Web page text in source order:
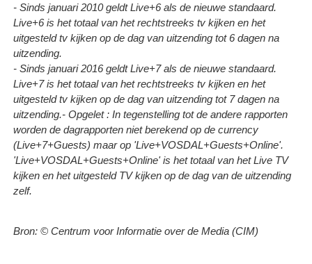
- Sinds januari 2010 geldt Live+6 als de nieuwe standaard.
Live+6 is het totaal van het rechtstreeks tv kijken en het
uitgesteld tv kijken op de dag van uitzending tot 6 dagen na
uitzending.
- Sinds januari 2016 geldt Live+7 als de nieuwe standaard.
Live+7 is het totaal van het rechtstreeks tv kijken en het
uitgesteld tv kijken op de dag van uitzending tot 7 dagen na
uitzending.- Opgelet : In tegenstelling tot de andere rapporten
worden de dagrapporten niet berekend op de currency
(Live+7+Guests) maar op 'Live+VOSDAL+Guests+Online'.
'Live+VOSDAL+Guests+Online' is het totaal van het Live TV
kijken en het uitgesteld TV kijken op de dag van de uitzending
zelf.
Bron: © Centrum voor Informatie over de Media (CIM)